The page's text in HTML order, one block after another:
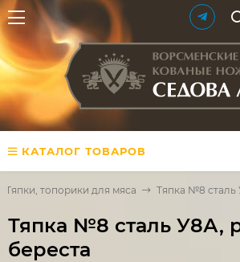
КАТАЛОГ ТОВАРОВ
Тяпки, топорики для мяса Тяпка №8 сталь
Тяпка №8 сталь У8А,
береста